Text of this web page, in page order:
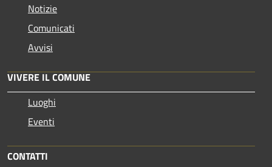
Notizie
Comunicati
Avvisi
VIVERE IL COMUNE
Luoghi
Eventi
CONTATTI